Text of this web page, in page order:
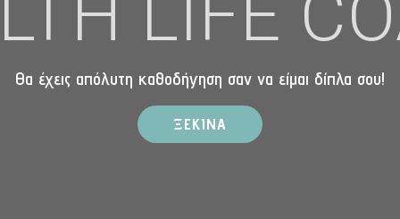
Θα έχεις απόλυτη καθοδήγηση σαν να είμαι δίπλα σου!
ΞΕΚΙΝΑ